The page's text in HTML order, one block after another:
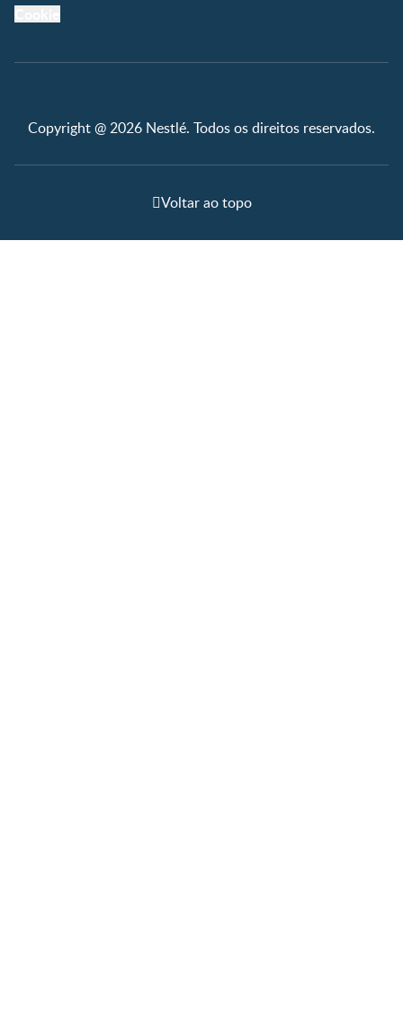
Copyright @ 2026 Nestlé. Todos os direitos reservados.
Voltar ao topo